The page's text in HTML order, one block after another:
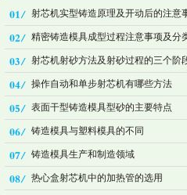
射芯机实型铸造原理及开动后的注意
精密铸造模具成型过程注意事项及分
射芯机射砂方法及射砂过程的三个阶
操作自动和单步射芯机有哪些方法
表面干型铸造模具型砂的主要特点
铸造模具与塑料模具的不同
铸造模具生产和制造领域
热心盒射芯机中的加热管的选用